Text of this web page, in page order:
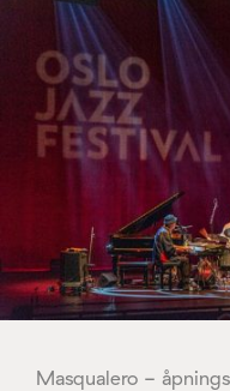
Masqualero -